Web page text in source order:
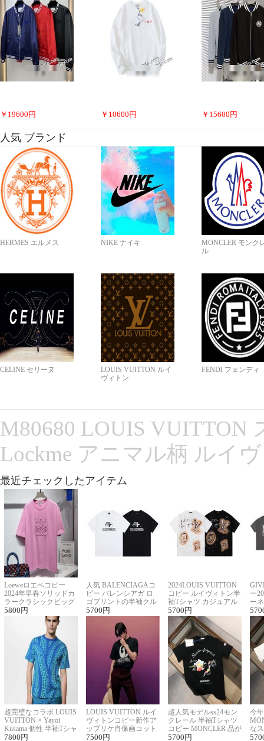
￥ 19600 円 ￥ 10600 円 ￥ 15600 円
人気 ブランド
HERMES エルメス NIKE ナイキ
MONCLER モンク
ル
CELINE セリーヌ
LOUIS VUITTON ルイ
ヴィトン
FENDI フェンディ
M80680 LOUIS VUITTON
Lockme アニマル柄 ルイ
最近チェックしたアイテム
Loeweロエベコピー
2024年早春ソリッドカ
ラークラシックビッグ
ロゴ刺繍Tシャツ
5800 円
人気 BALENCIAGAコ
ピー バレンシアガ ロ
ゴプリントの半袖クル
ーネックTシャツ
5700 円
2024LOUIS VUITTON
コピー ルイヴィトン半
袖Tシャツ カジュアル
に馴染む 2色展開
5700 円
ー
ー
ー
超完璧なコラボ LOUIS
VUITTON × Yayoi
Kusama 個性 半袖Tシャ
ツコピー男女兼用
7800 円
LOUIS VUITTON ルイ
ヴィトンコピー新作ア
ップリケ肖像画コット
ンニット半袖Tシャツ
7500 円
超人気モデルss24モン
クレール 半袖Tシャツ
コピー MONCLER 品が
良く見た目
5700 円
今
な
ル